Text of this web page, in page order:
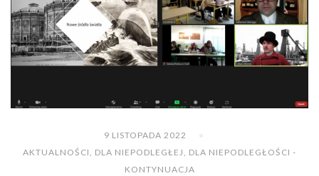
9 LISTOPADA 2022
AKTUALNOŚCI
DLA NIEPODLEGŁEJ
DLA NIEPODLEGŁOŚCI -
KONTYNUACJA